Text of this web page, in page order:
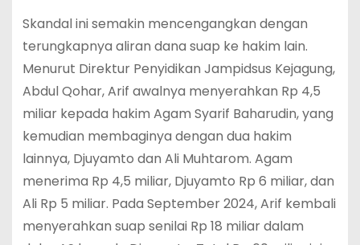
Skandal ini semakin mencengangkan dengan
terungkapnya aliran dana suap ke hakim lain.
Menurut Direktur Penyidikan Jampidsus Kejagung,
Abdul Qohar, Arif awalnya menyerahkan Rp 4,5
miliar kepada hakim Agam Syarif Baharudin, yang
kemudian membaginya dengan dua hakim
lainnya, Djuyamto dan Ali Muhtarom. Agam
menerima Rp 4,5 miliar, Djuyamto Rp 6 miliar, dan
Ali Rp 5 miliar. Pada September 2024, Arif kembali
menyerahkan suap senilai Rp 18 miliar dalam